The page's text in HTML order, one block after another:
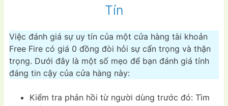
Tín
Việc đánh giá sự uy tín của một cửa hàng tài khoản
Free Fire có giá 0 đồng đòi hỏi sự cẩn trọng và thận
trọng. Dưới đây là một số mẹo để bạn đánh giá tính
đáng tin cậy của cửa hàng này:
Kiểm tra phản hồi từ người dùng trước đó: Tìm